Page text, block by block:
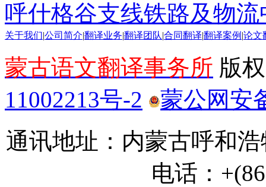
呼什格谷支线铁路及物
关于我们 公司简介 翻译业务 翻译团队 合同翻译 翻译案例 论文
蒙古语文翻译事务所 版
11002213号-2
蒙公网安
通讯地址：内蒙古呼和
电话：